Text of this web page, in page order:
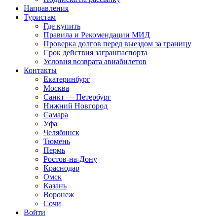
Направления
Туристам
Где купить
Правила и Рекомендации МИД
Проверка долгов перед выездом за границу
Срок действия загранпаспорта
Условия возврата авиабилетов
Контакты
Екатеринбург
Москва
Санкт — Петербург
Нижний Новгород
Самара
Уфа
Челябинск
Тюмень
Пермь
Ростов-на-Дону
Краснодар
Омск
Казань
Воронеж
Сочи
Войти